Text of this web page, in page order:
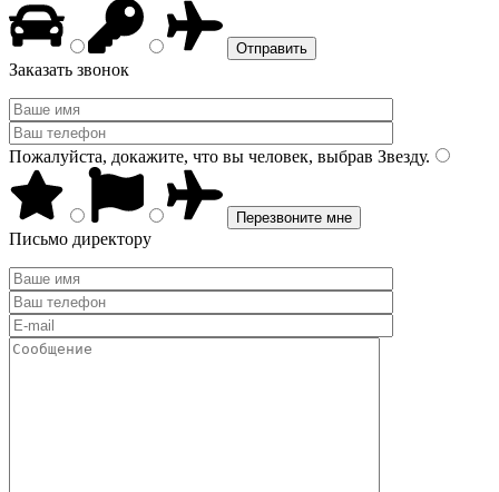
Заказать звонок
Пожалуйста, докажите, что вы человек, выбрав Звезду.
Письмо директору